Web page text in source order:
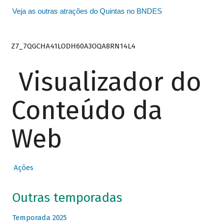
Veja as outras atrações do Quintas no BNDES
Z7_7QGCHA41LODH60A3OQA8RN14L4
Visualizador do
Conteúdo da
Web
Ações
Outras temporadas
Temporada 2025